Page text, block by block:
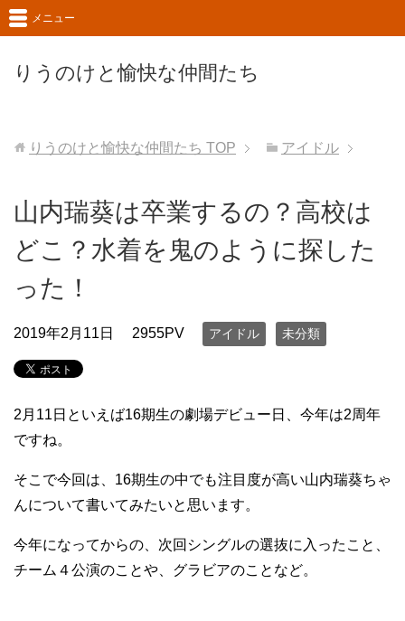
りうのけと愉快な仲間たち
メニュー
りうのけと愉快な仲間たち TOP アイドル
山内瑞葵は卒業するの？高校は
どこ？水着を鬼のように探した
った！
2019年2月11日 2955PV アイドル 未分類
2月11日といえば16期生の劇場デビュー日、今年は2周年
ですね。
そこで今回は、16期生の中でも注目度が高い山内瑞葵ちゃ
んについて書いてみたいと思います。
今年になってからの、次回シングルの選抜に入ったこと、
チーム４公演のことや、グラビアのことなど。